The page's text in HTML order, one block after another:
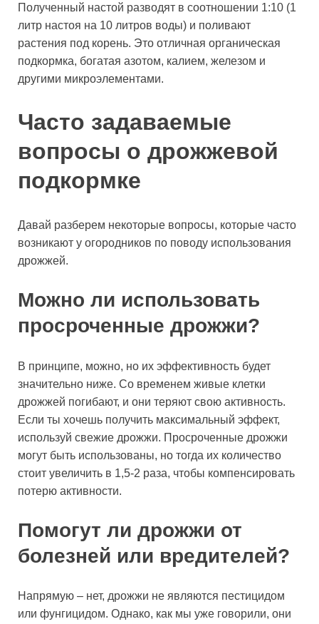
Полученный настой разводят в соотношении 1:10 (1
литр настоя на 10 литров воды) и поливают
растения под корень. Это отличная органическая
подкормка, богатая азотом, калием, железом и
другими микроэлементами.
Часто задаваемые
вопросы о дрожжевой
подкормке
Давай разберем некоторые вопросы, которые часто
возникают у огородников по поводу использования
дрожжей.
Можно ли использовать
просроченные дрожжи?
В принципе, можно, но их эффективность будет
значительно ниже. Со временем живые клетки
дрожжей погибают, и они теряют свою активность.
Если ты хочешь получить максимальный эффект,
используй свежие дрожжи. Просроченные дрожжи
могут быть использованы, но тогда их количество
стоит увеличить в 1,5-2 раза, чтобы компенсировать
потерю активности.
Помогут ли дрожжи от
болезней или вредителей?
Напрямую – нет, дрожжи не являются пестицидом
или фунгицидом. Однако, как мы уже говорили, они